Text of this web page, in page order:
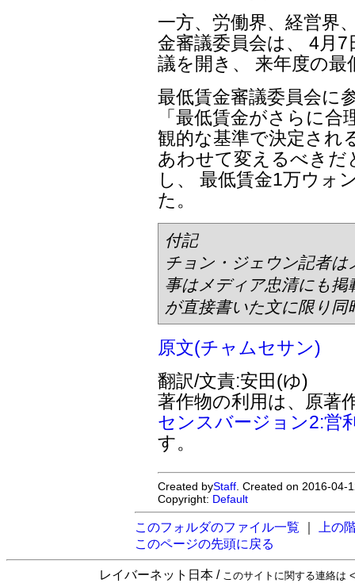
一方、労働界、経営界
金審議委員会は、 4月
議を開き、 来年度の
最低賃金審議委員会に
「最低賃金がさらに
観的な基準で決定され
あわせて変えるべきだ
し、 最低賃金1万ウォ
た。
付記
チョン・ジェウン記者
事はメディア忠清にも
が直接書いた文に限り
原文(チャムセサン)
翻訳/文責:安田(ゆ)
著作物の利用は、原著
センスバージョン2:営
す。
Created byStaff . Created on 2016-
Copyright: Default
このフォルダのファイル一覧
上の
このページの先頭に戻る
レイバーネット日本 / このサイトに関する連絡は